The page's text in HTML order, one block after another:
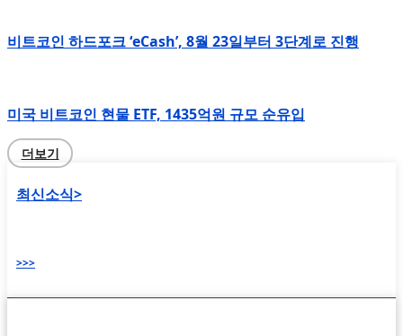
비트코인 하드포크 ‘eCash’, 8월 23일부터 3단계로 진행
미국 비트코인 현물 ETF, 1435억원 규모 순유입
더보기
최신소식>
>>>